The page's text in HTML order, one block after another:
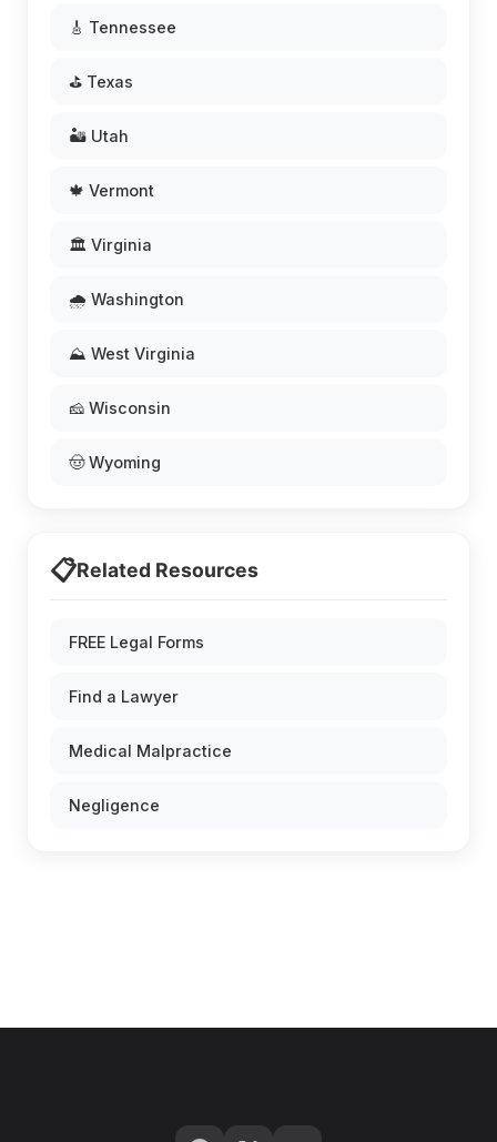
🎸 Tennessee
⛳ Texas
🏜️ Utah
🍁 Vermont
🏛️ Virginia
🌧️ Washington
⛰️ West Virginia
🧀 Wisconsin
🤠 Wyoming
📋Related Resources
FREE Legal Forms
Find a Lawyer
Medical Malpractice
Negligence